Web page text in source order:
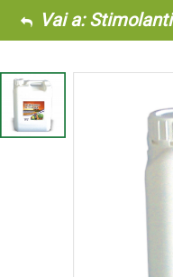
Vai a: Stimolanti